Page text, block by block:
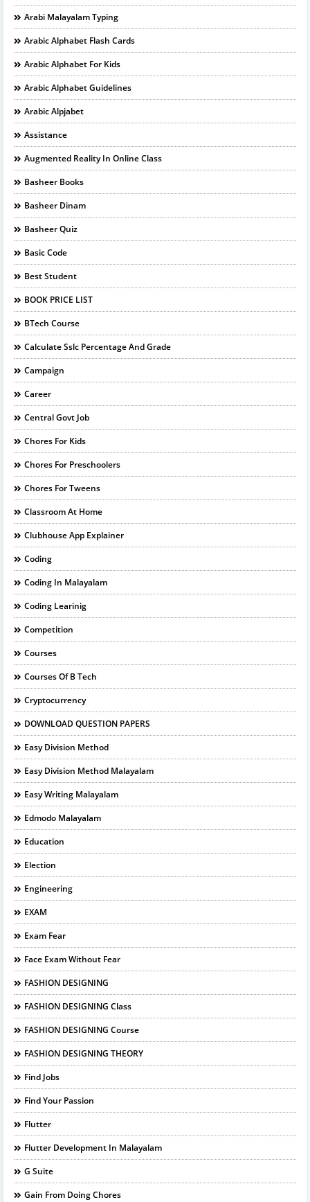
Arabi Malayalam Typing
Arabic Alphabet Flash Cards
Arabic Alphabet For Kids
Arabic Alphabet Guidelines
Arabic Alpjabet
Assistance
Augmented Reality In Online Class
Basheer Books
Basheer Dinam
Basheer Quiz
Basic Code
Best Student
BOOK PRICE LIST
BTech Course
Calculate Sslc Percentage And Grade
Campaign
Career
Central Govt Job
Chores For Kids
Chores For Preschoolers
Chores For Tweens
Classroom At Home
Clubhouse App Explainer
Coding
Coding In Malayalam
Coding Learinig
Competition
Courses
Courses Of B Tech
Cryptocurrency
DOWNLOAD QUESTION PAPERS
Easy Division Method
Easy Division Method Malayalam
Easy Writing Malayalam
Edmodo Malayalam
Education
Election
Engineering
EXAM
Exam Fear
Face Exam Without Fear
FASHION DESIGNING
FASHION DESIGNING Class
FASHION DESIGNING Course
FASHION DESIGNING THEORY
Find Jobs
Find Your Passion
Flutter
Flutter Development In Malayalam
G Suite
Gain From Doing Chores